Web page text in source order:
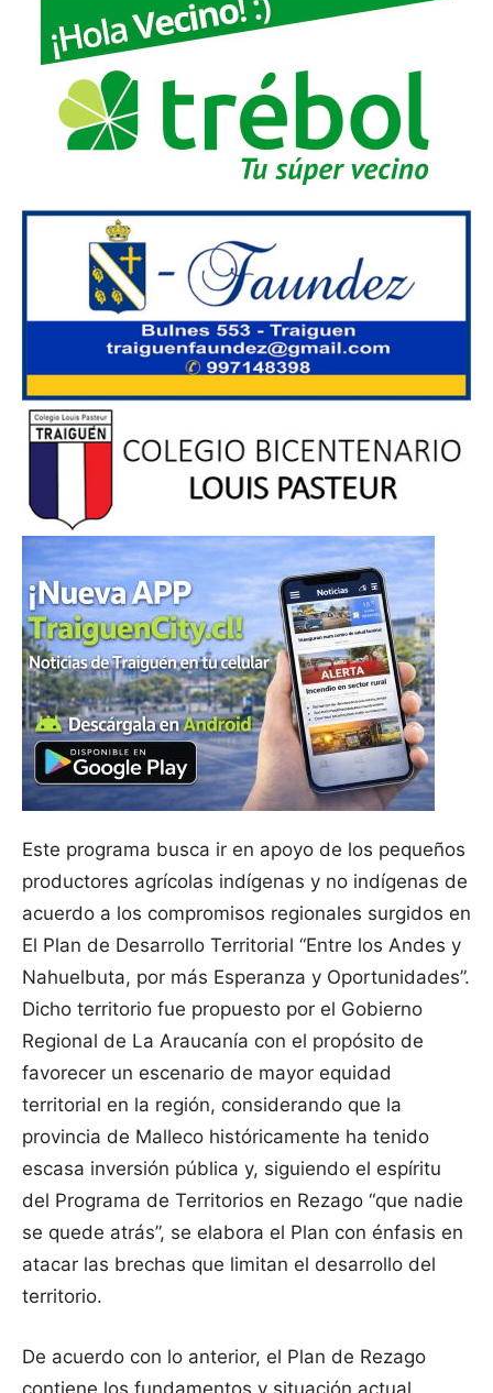
Este programa busca ir en apoyo de los pequeños
productores agrícolas indígenas y no indígenas de
acuerdo a los compromisos regionales surgidos en
El Plan de Desarrollo Territorial “Entre los Andes y
Nahuelbuta, por más Esperanza y Oportunidades”.
Dicho territorio fue propuesto por el Gobierno
Regional de La Araucanía con el propósito de
favorecer un escenario de mayor equidad
territorial en la región, considerando que la
provincia de Malleco históricamente ha tenido
escasa inversión pública y, siguiendo el espíritu
del Programa de Territorios en Rezago “que nadie
se quede atrás”, se elabora el Plan con énfasis en
atacar las brechas que limitan el desarrollo del
territorio.
De acuerdo con lo anterior, el Plan de Rezago